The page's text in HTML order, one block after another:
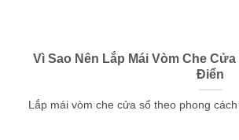
Vì Sao Nên Lắp Mái Vòm Che
Điển
Lắp mái vòm che cửa sổ theo phong